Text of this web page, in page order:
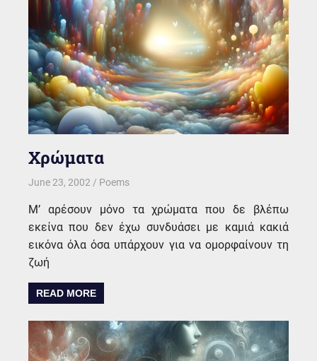
Χρώματα
June 23, 2002 kgk
Poems
Μ’ αρέσουν μόνο τα χρώματα που δε βλέπω
εκείνα που δεν έχω συνδυάσει με καμιά κακιά
εικόνα όλα όσα υπάρχουν για να ομορφαίνουν τη
ζωή
READ MORE